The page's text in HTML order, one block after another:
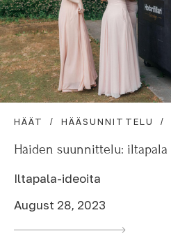
HÄÄT HÄÄSUNNITTELU
Häiden suunnittelu: iltapala
Iltapala-ideoita
August 28, 2023